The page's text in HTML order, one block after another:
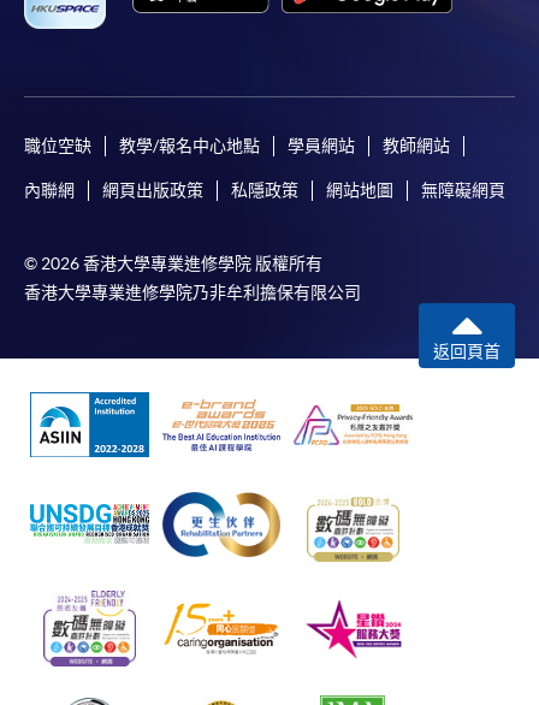
職位空缺 教學/報名中心地點 學員網站 教師網站
內聯網 網頁出版政策 私隱政策 網站地圖 無障礙網頁
© 2026 香港大學專業進修學院 版權所有
香港大學專業進修學院乃非牟利擔保有限公司
返回頁首